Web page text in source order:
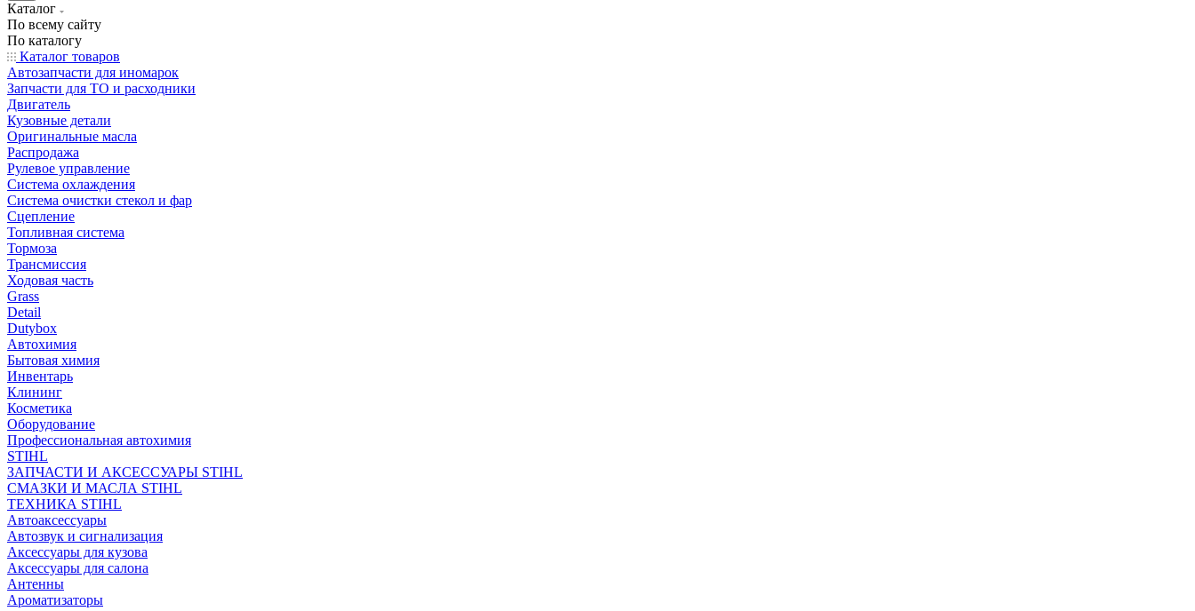
Каталог
По всему сайту
По каталогу
Каталог товаров
Автозапчасти для иномарок
Запчасти для ТО и расходники
Двигатель
Кузовные детали
Оригинальные масла
Распродажа
Рулевое управление
Система охлаждения
Система очистки стекол и фар
Сцепление
Топливная система
Тормоза
Трансмиссия
Ходовая часть
Grass
Detail
Dutybox
Автохимия
Бытовая химия
Инвентарь
Клининг
Косметика
Оборудование
Профессиональная автохимия
STIHL
ЗАПЧАСТИ И АКСЕССУАРЫ STIHL
СМАЗКИ И МАСЛА STIHL
ТЕХНИКА STIHL
Автоаксессуары
Автозвук и сигнализация
Аксессуары для кузова
Аксессуары для салона
Антенны
Ароматизаторы